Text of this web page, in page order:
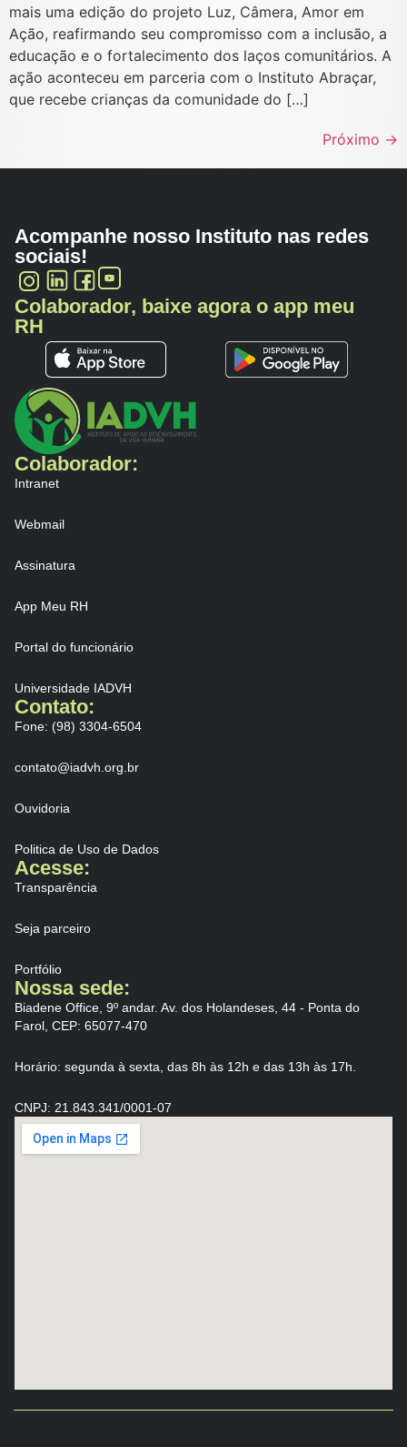
mais uma edição do projeto Luz, Câmera, Amor em
Ação, reafirmando seu compromisso com a inclusão, a
educação e o fortalecimento dos laços comunitários. A
ação aconteceu em parceria com o Instituto Abraçar,
que recebe crianças da comunidade do […]
Próximo →
Acompanhe nosso Instituto nas redes
sociais!
Colaborador, baixe agora o app meu
RH
Colaborador:
Intranet
Webmail
Assinatura
App Meu RH
Portal do funcionário
Universidade IADVH
Contato:
Fone: (98) 3304-6504
contato@iadvh.org.br
Ouvidoria
Politica de Uso de Dados
Acesse:
Transparência
Seja parceiro
Portfólio
Nossa sede:
Biadene Office, 9⁠º andar. Av. dos Holandeses, 44 - Ponta do
Farol, CEP: 65077-470
Horário: segunda à sexta, das 8h às 12h e das 13h às 17h.
CNPJ: 21.843.341/0001-07